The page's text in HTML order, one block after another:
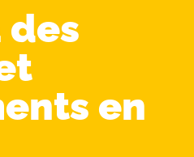
des
en